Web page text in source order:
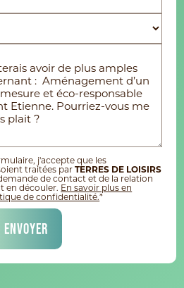
j'accepte que les
traitées parTERRES DE LOISIRS
de contact et de la relation
en découler. En savoir plus en
de confidentialité.*